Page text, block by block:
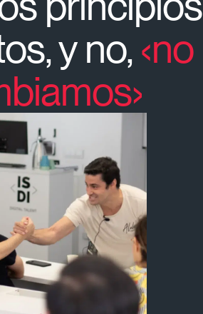
y no,‹no